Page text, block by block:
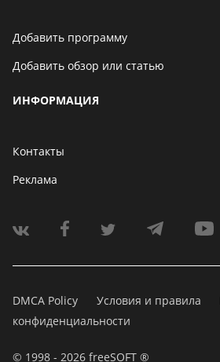
Добавить программу
Добавить обзор или статью
ИНФОРМАЦИЯ
Контакты
Реклама
DMCA Policy Условия и правила
конфиденциальности
© 1998 - 2026 freeSOFT ®